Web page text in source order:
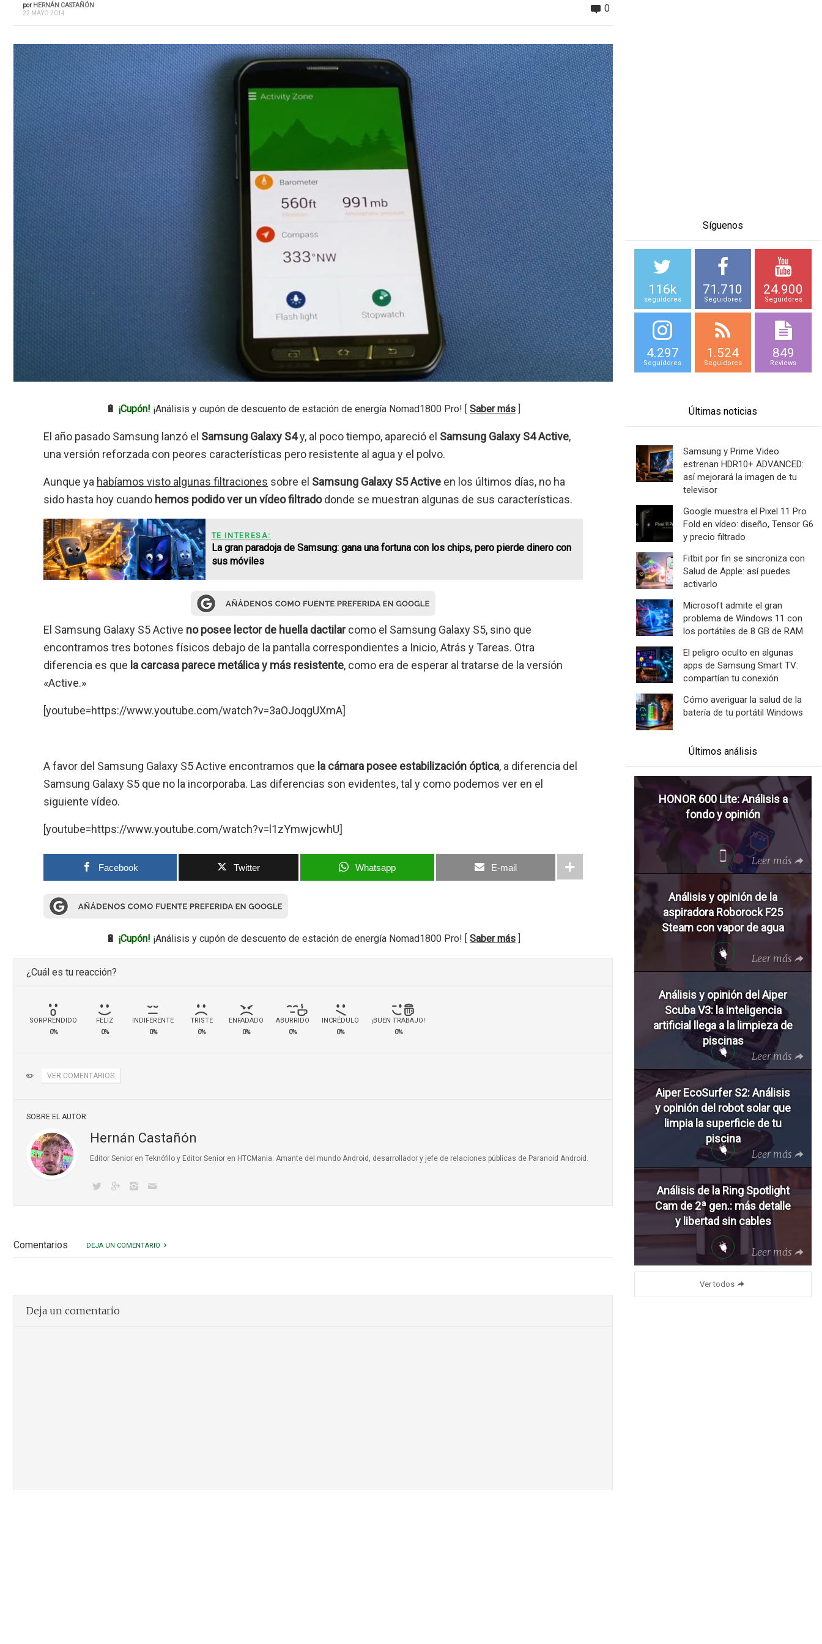
por HERNÁN CASTAÑÓN
22 MAYO 2014
0
🔋 ¡Cupón! ¡Análisis y cupón de descuento de estación de energía Nomad1800 Pro! [ Saber más ]
El año pasado Samsung lanzó el Samsung Galaxy S4y, al poco tiempo, apareció el Samsung Galaxy S4 Active,
una versión reforzada con peores características pero resistente al agua y el polvo.
Aunque ya habíamos visto algunas filtraciones sobre el Samsung Galaxy S5 Active en los últimos días, no ha
sido hasta hoy cuando hemos podido ver un vídeo filtradodonde se muestran algunas de sus características.
TE INTERESA:
La gran paradoja de Samsung: gana una fortuna con los chips, pero pierde dinero con
sus móviles
El Samsung Galaxy S5 Active no posee lector de huella dactilarcomo el Samsung Galaxy S5, sino que
encontramos tres botones físicos debajo de la pantalla correspondientes a Inicio, Atrás y Tareas. Otra
diferencia es que la carcasa parece metálica y más resistente, como era de esperar al tratarse de la versión
«Active.»
[youtube=https://www.youtube.com/watch?v=3aOJoqgUXmA]
A favor del Samsung Galaxy S5 Active encontramos que la cámara posee estabilización óptica, a diferencia del
Samsung Galaxy S5 que no la incorporaba. Las diferencias son evidentes, tal y como podemos ver en el
siguiente vídeo.
[youtube=https://www.youtube.com/watch?v=l1zYmwjcwhU]
Facebook Twitter Whatsapp E-mail
🔋 ¡Cupón! ¡Análisis y cupón de descuento de estación de energía Nomad1800 Pro! [ Saber más
¿Cuál es tu reacción?
SORPRENDIDO
0%
FELIZ
0%
INDIFERENTE
0%
TRISTE
0%
ENFADADO
0%
ABURRIDO
0%
INCRÉDULO
0%
¡BUEN TRABAJO!
0%
✏️ VER COMENTARIOS
SOBRE EL AUTOR
Hernán Castañón
Editor Senior en Teknófilo y Editor Senior en HTCMania. Amante del mundo Android, desarrollador y jefe de relaciones públicas de Paranoid Android.
Comentarios DEJA UN COMENTARIO
Deja un comentario
Síguenos
116k
seguidores
71.710
Seguidores
24.900
Seguidores
4.297
Seguidores
1.524
Seguidores
849
Reviews
Últimas noticias
Samsung y Prime Video
estrenan HDR10+ ADVANCED:
así mejorará la imagen de tu
televisor
Google muestra el Pixel 11 Pro
Fold en vídeo: diseño, Tensor G6
y precio filtrado
Fitbit por fin se sincroniza con
Salud de Apple: así puedes
activarlo
Microsoft admite el gran
problema de Windows 11 con
los portátiles de 8 GB de RAM
El peligro oculto en algunas
apps de Samsung Smart TV:
compartían tu conexión
Cómo averiguar la salud de la
batería de tu portátil Windows
Últimos análisis
HONOR 600 Lite: Análisis a
fondo y opinión
Leer más
Análisis y opinión de la
aspiradora Roborock F25
Steam con vapor de agua
Leer más
Análisis y opinión del Aiper
Scuba V3: la inteligencia
artificial llega a la limpieza de
piscinas
Leer más
Aiper EcoSurfer S2: Análisis
y opinión del robot solar que
limpia la superficie de tu
piscina
Leer más
Análisis de la Ring Spotlight
Cam de 2ª gen.: más detalle
y libertad sin cables
Leer más
Ver todos